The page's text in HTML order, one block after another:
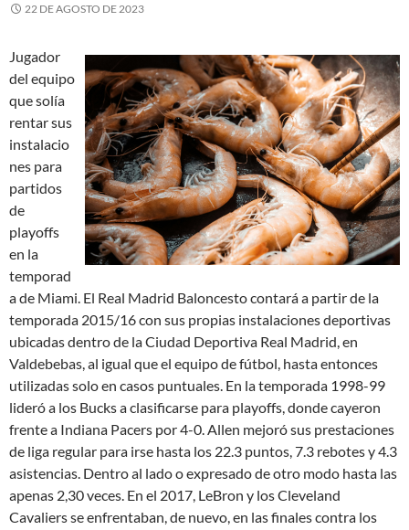
22 DE AGOSTO DE 2023
Jugador
del equipo
que solía
rentar sus
instalacio
nes para
partidos
de
playoffs
en la
temporad
a de Miami. El Real Madrid Baloncesto contará a partir de la
temporada 2015/16 con sus propias instalaciones deportivas
ubicadas dentro de la Ciudad Deportiva Real Madrid, en
Valdebebas, al igual que el equipo de fútbol, hasta entonces
utilizadas solo en casos puntuales. En la temporada 1998-99
lideró a los Bucks a clasificarse para playoffs, donde cayeron
frente a Indiana Pacers por 4-0. Allen mejoró sus prestaciones
de liga regular para irse hasta los 22.3 puntos, 7.3 rebotes y 4.3
asistencias. Dentro al lado o expresado de otro modo hasta las
apenas 2,30 veces. En el 2017, LeBron y los Cleveland
Cavaliers se enfrentaban, de nuevo, en las finales contra los